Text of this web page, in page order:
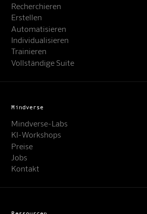
Recherchieren
Erstellen
Automatisieren
Individualisieren
Trainieren
Vollständige Suite
Mindverse
Mindverse-Labs
KI-Workshops
Preise
Jobs
Kontakt